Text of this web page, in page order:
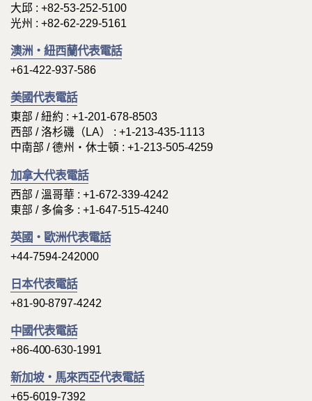
大邱 : +82-53-252-5100
光州 : +82-62-229-5161
澳洲・紐西蘭代表電話
+61-422-937-586
美國代表電話
東部 / 紐約 : +1-201-678-8503
西部 / 洛杉磯（LA） : +1-213-435-1113
中南部 / 德州・休士頓 : +1-213-505-4259
加拿大代表電話
西部 / 溫哥華 : +1-672-339-4242
東部 / 多倫多 : +1-647-515-4240
英國・歐洲代表電話
+44-7594-242000
日本代表電話
+81-90-8797-4242
中國代表電話
+86-400-630-1991
新加坡・馬來西亞代表電話
+65-6019-7392